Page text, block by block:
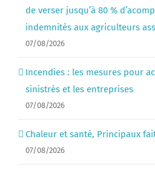
de verser jusqu’à 80 %
indemnités aux agriculteurs
07/08/2026
Incendies : les mesures pour
sinistrés et les entreprises
07/08/2026
Chaleur et santé, Principaux
07/08/2026